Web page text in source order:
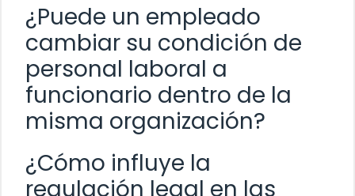
¿Puede un empleado
cambiar su condición de
personal laboral a
funcionario dentro de la
misma organización?
¿Cómo influye la
regulación legal en las